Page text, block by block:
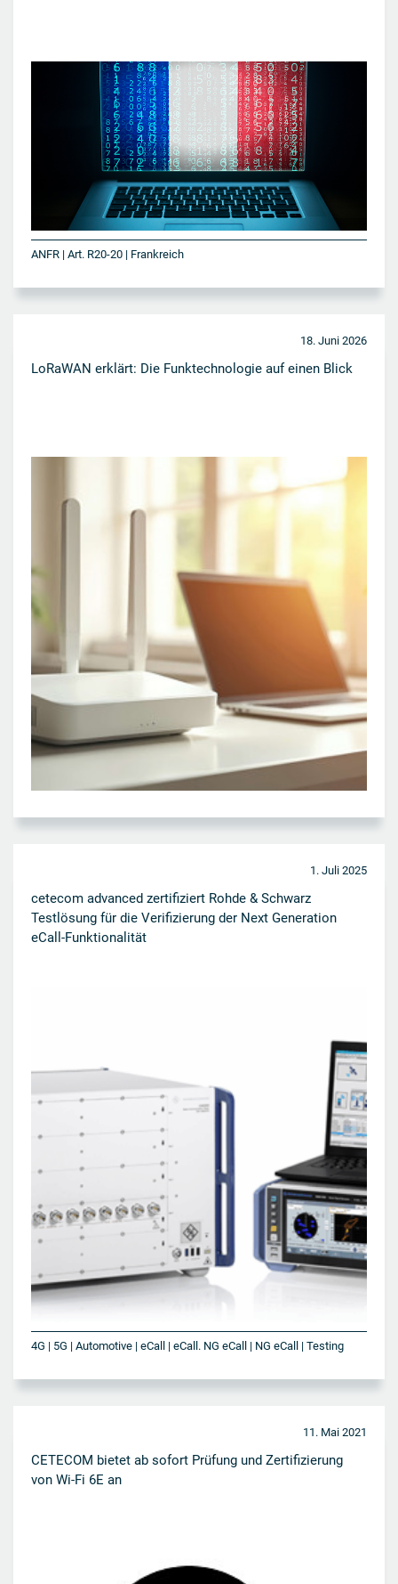
ANFR | Art. R20-20 | Frankreich
18. Juni 2026
LoRaWAN erklärt: Die Funktechnologie auf einen Blick
1. Juli 2025
cetecom advanced zertifiziert Rohde & Schwarz
Testlösung für die Verifizierung der Next Generation
eCall-Funktionalität
4G | 5G | Automotive | eCall | eCall. NG eCall | NG eCall | Testing
11. Mai 2021
CETECOM bietet ab sofort Prüfung und Zertifizierung
von Wi-Fi 6E an